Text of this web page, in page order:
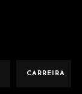
CARREIRA